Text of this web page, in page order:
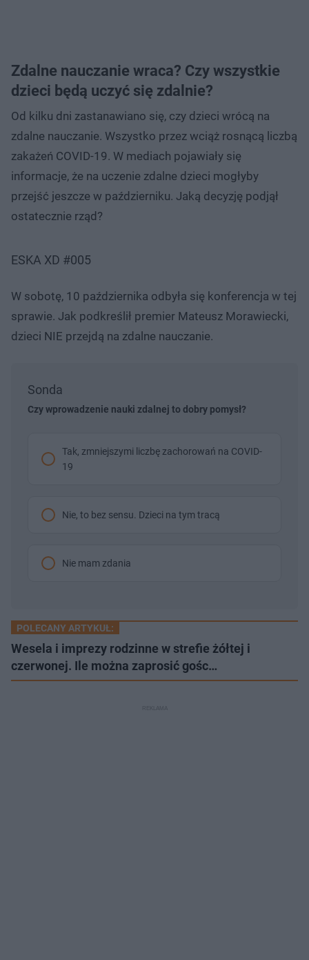
Zdalne nauczanie wraca? Czy wszystkie
dzieci będą uczyć się zdalnie?
Od kilku dni zastanawiano się, czy dzieci wrócą na
zdalne nauczanie. Wszystko przez wciąż rosnącą liczbą
zakażeń COVID-19. W mediach pojawiały się
informacje, że na uczenie zdalne dzieci mogłyby
przejść jeszcze w październiku. Jaką decyzję podjął
ostatecznie rząd?
ESKA XD #005
W sobotę, 10 października odbyła się konferencja w tej
sprawie. Jak podkreślił premier Mateusz Morawiecki,
dzieci NIE przejdą na zdalne nauczanie.
Sonda
Czy wprowadzenie nauki zdalnej to dobry pomysł?
Tak, zmniejszymi liczbę zachorowań na COVID-
19
Nie, to bez sensu. Dzieci na tym tracą
Nie mam zdania
POLECANY ARTYKUŁ:
Wesela i imprezy rodzinne w strefie żółtej i
czerwonej. Ile można zaprosić gośc…